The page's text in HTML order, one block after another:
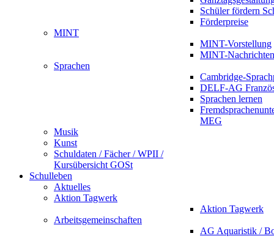
Schüler fördern
Förderpreise
MINT
MINT-Vorstellung
MINT-Nachrichten
Sprachen
Cambridge-
DELF-AG
Sprachen lernen
MEG
Musik
Kunst
Schuldaten / Fächer / WPII /
Kursübersicht GOSt
Schulleben
Aktuelles
Aktion Tagwerk
Aktion Tagwerk
Arbeitsgemeinschaften
AG Aquaristik /